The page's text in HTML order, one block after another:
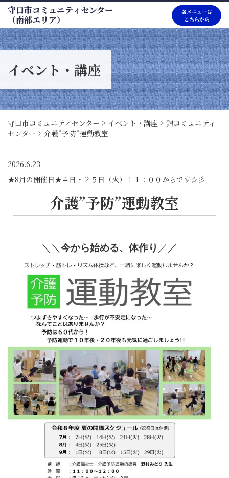
守口市コミュニティセンター
（南部エリア）
各メニューは
こちらから
イベント・講座
守口市コミュニティセンター > イベント・講座 > 錦コミュニティ
センター > 介護”予防”運動教室
2026.6.23
★8月の開催日★４日・２５日（火）１１：００からです☆彡
介護”予防”運動教室
＼＼ 今から始める、体作り ／／